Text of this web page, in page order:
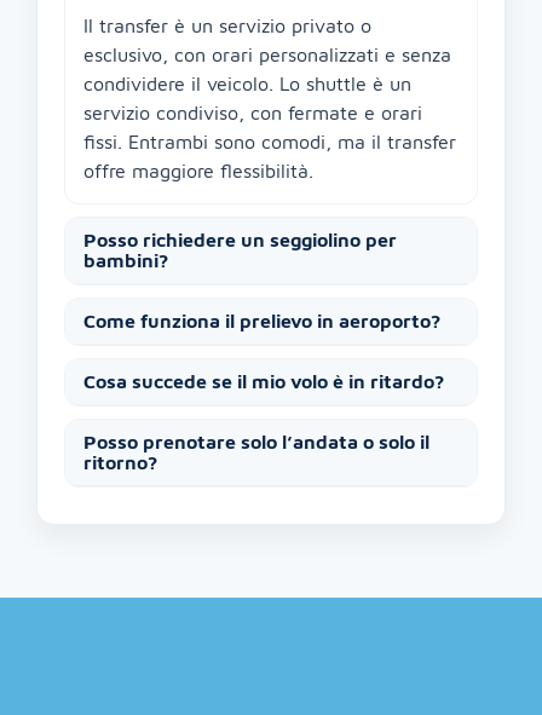
Il transfer è un servizio privato o
esclusivo, con orari personalizzati e senza
condividere il veicolo. Lo shuttle è un
servizio condiviso, con fermate e orari
fissi. Entrambi sono comodi, ma il transfer
offre maggiore flessibilità.
Posso richiedere un seggiolino per
bambini?
Come funziona il prelievo in aeroporto?
Cosa succede se il mio volo è in ritardo?
Posso prenotare solo l’andata o solo il
ritorno?